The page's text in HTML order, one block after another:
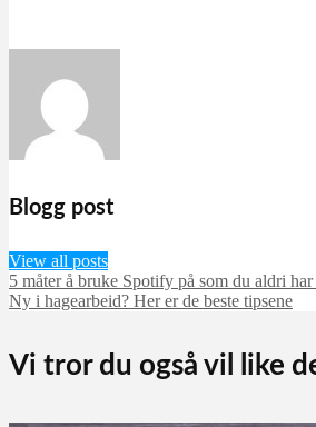
Blogg post
View all posts
5 måter å bruke Spotify på som du aldri har
Ny i hagearbeid? Her er de beste tipsene
Vi tror du også vil like